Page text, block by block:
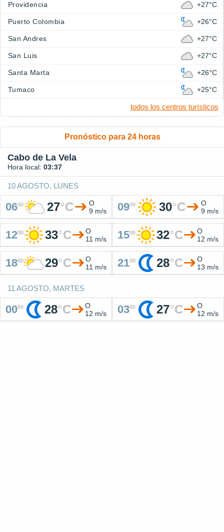
Providencia +27°C
Puerto Colombia +26°C
San Andres +27°C
San Luis +27°C
Santa Marta +26°C
Tumaco +25°C
todos los centros turísticos
Pronóstico para 24 horas
Cabo de La Vela
Hora local: 03:37
10 AGOSTO, LUNES
0600 27°C
O
9 m/s
0900 30°C
O
9 m/s
1200 33°C
O
11 m/s
1500 32°C
O
12 m/s
1800 29°C
O
11 m/s
2100 28°C
O
13 m/s
11 AGOSTO, MARTES
0000 28°C
O
12 m/s
0300 27°C
O
12 m/s